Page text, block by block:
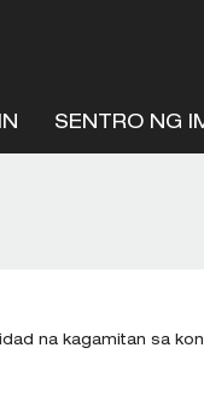
SENTRO NG
na kagamitan sa